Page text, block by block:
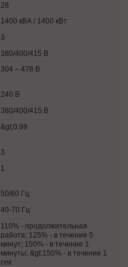
28
1400 кВА / 1400 кВт
3
380/400/415 В
304 – 478 В
240 В
380/400/415 В
&gt;0.99
3
1
50/60 Гц
40-70 Гц
110% - продолжительная
работа; 125% - в течение 5
минут; 150% - в течение 1
минуты; &gt;150% - в течение 1
сек